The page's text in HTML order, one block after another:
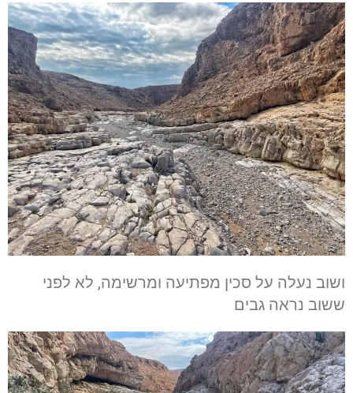
ושוב נעלה על סכין מפתיעה ומרשימה, לא לפני
ששוב נראה גבים